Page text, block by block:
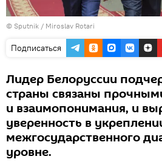
© Sputnik / Miroslav Rotari
Подписаться
Лидер Белоруссии
страны связаны
и взаимопонимания, и
уверенность в
межгосударственного
уровне.